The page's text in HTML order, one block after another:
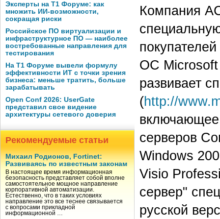
Эксперты на Т1 Форуме: как
множить ИИ-возможности,
сокращая риски
Российское ПО виртуализации и
инфраструктурное ПО — наиболее
востребованные направления для
тестирования
На Т1 Форуме вывели формулу
эффективности ИТ с точки зрения
бизнеса: меньше тратить, больше
зарабатывать
Open Conf 2026: UserGate
представил свое видение
архитектуры сетевого доверия
Рекомендуемые статьи
Михаил Родионов, Fortinet:
Развиваясь по известным законам
В настоящее время информационная
безопасность представляет собой вполне
самостоятельное мощное направление
корпоративной автоматизации.
Естественно, что в таких условиях
направление это все теснее связывается
с вопросами прикладной
информационной …
Компания
ОС Microsoft
развивает
(http://
включающее
серверов
Windows
Visio
сервер"
русской